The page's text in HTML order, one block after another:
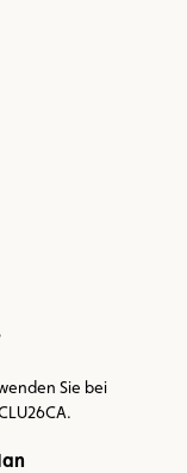
Sie bei